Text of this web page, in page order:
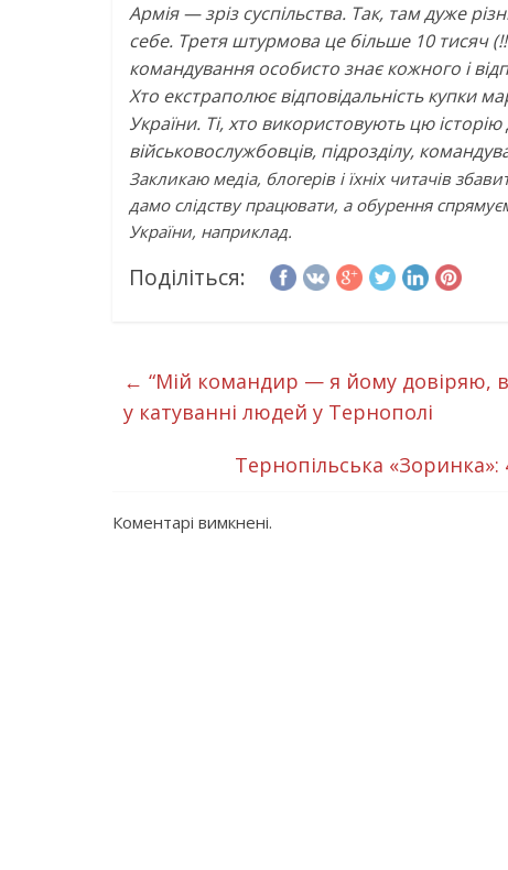
Армія — зріз суспільства. Так, там дуже
себе. Третя штурмова це більше 10 тисяч
командування особисто знає кожного і
Хто екстраполює відповідальність купки
України. Ті, хто використовують цю
військовослужбовців, підрозділу,
Закликаю медіа, блогерів і їхніх читачів
дамо слідству працювати, а обурення
України, наприклад.
Поділіться:
← “Мій командир — я йому довіряю,
у катуванні людей у Тернополі
Тернопільська «Зоринка»:
Коментарі вимкнені.